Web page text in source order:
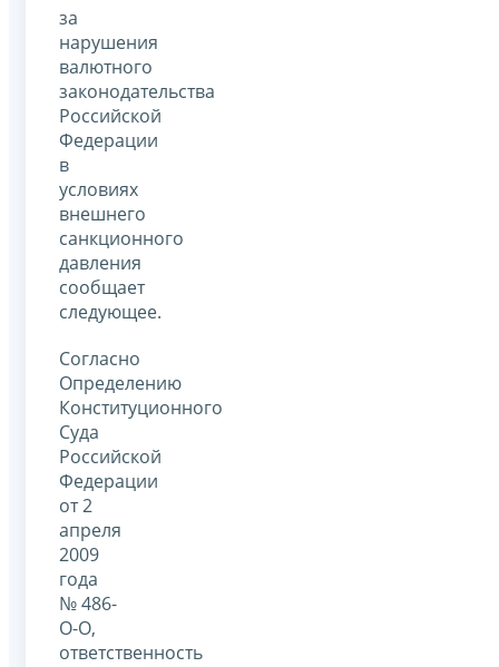
за
нарушения
валютного
законодательства
Российской
Федерации
в
условиях
внешнего
санкционного
давления
сообщает
следующее.
Согласно
Определению
Конституционного
Суда
Российской
Федерации
от 2
апреля
2009
года
№ 486-
О-О,
ответственность